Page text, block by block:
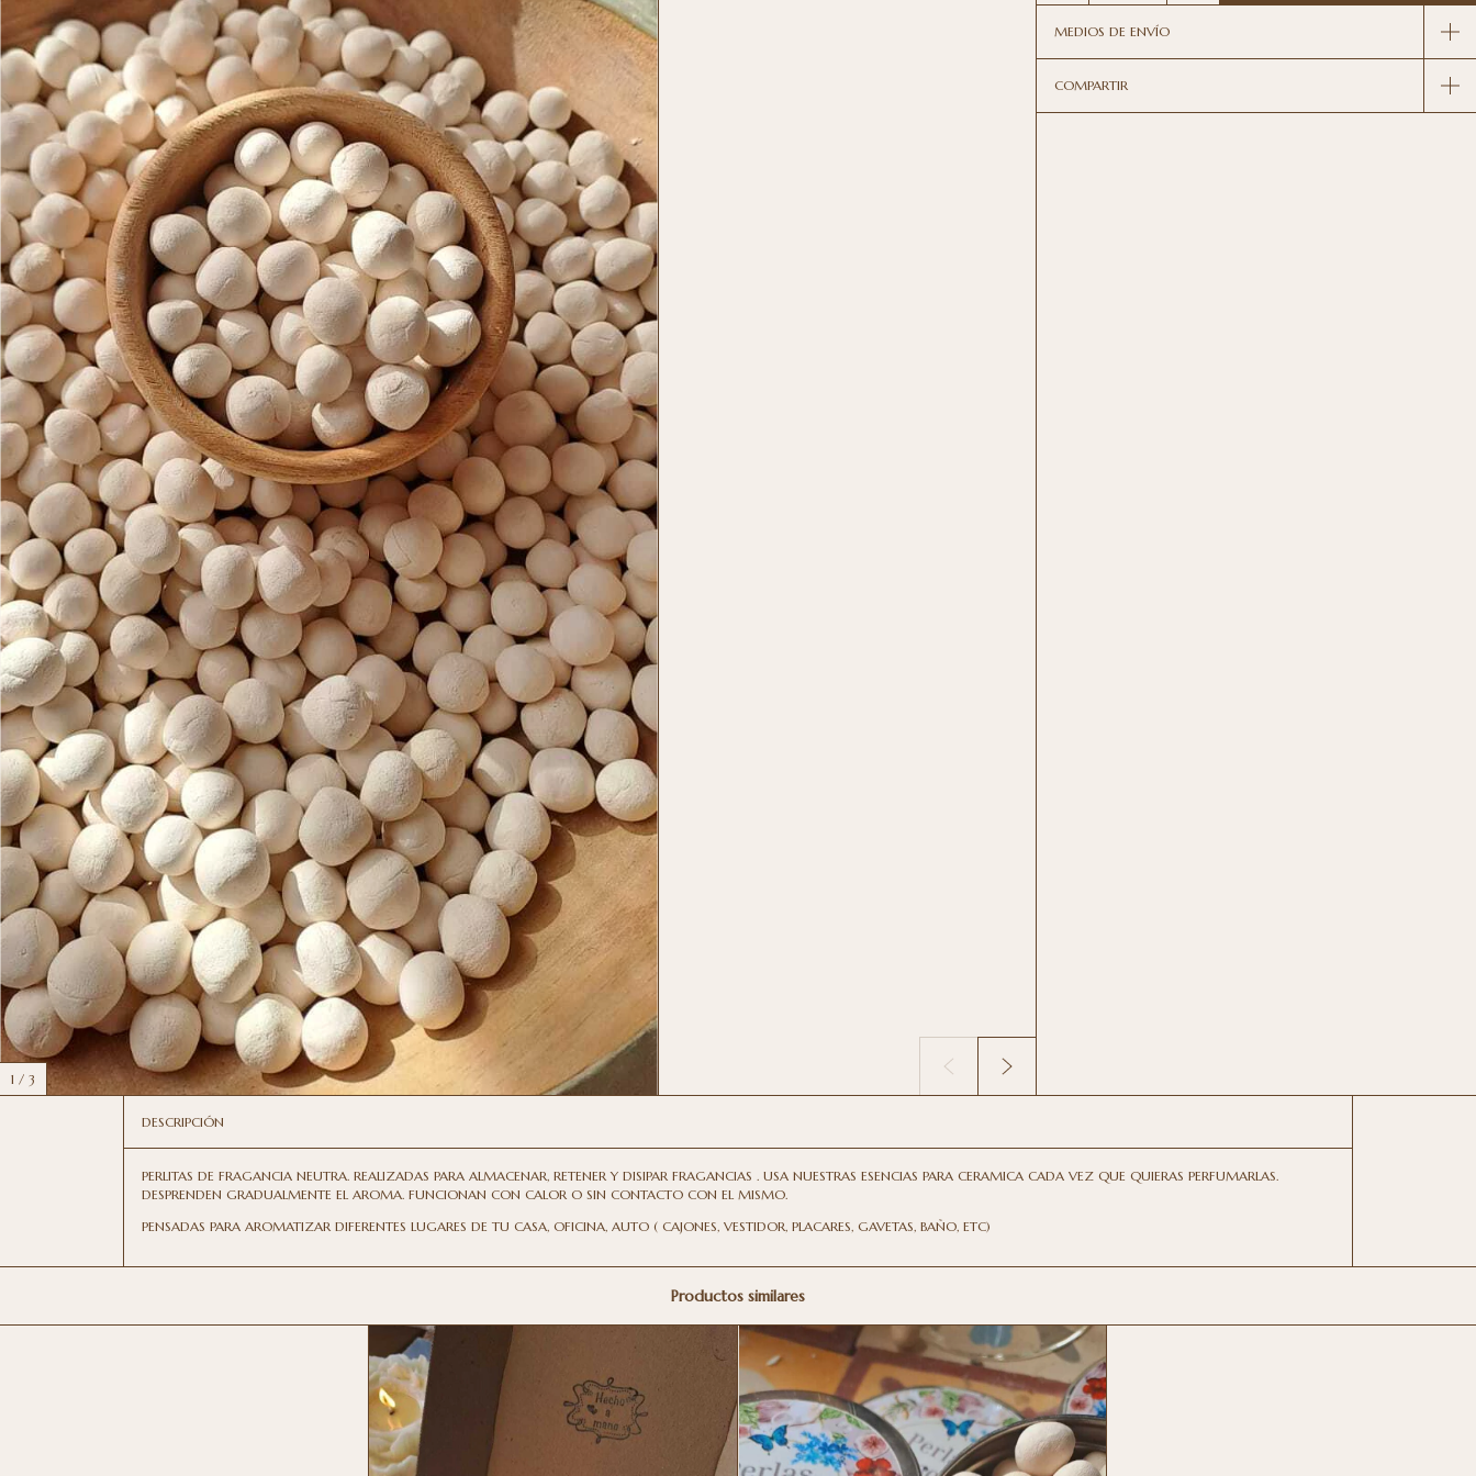
1 / 3
MEDIOS DE ENVÍO
COMPARTIR
DESCRIPCIÓN
PERLITAS DE FRAGANCIA NEUTRA. REALIZADAS PARA ALMACENAR, RETENER Y DISIPAR FRAGANCIAS . USA NUESTRAS ESENCIAS PARA CERAMICA CADA VEZ QUE QUIERAS PERFUMARLAS.
DESPRENDEN GRADUALMENTE EL AROMA. FUNCIONAN CON CALOR O SIN CONTACTO CON EL MISMO.
PENSADAS PARA AROMATIZAR DIFERENTES LUGARES DE TU CASA, OFICINA, AUTO ( CAJONES, VESTIDOR, PLACARES, GAVETAS, BAÑO, ETC)
Productos similares